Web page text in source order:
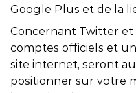
Google Plus et de la
Concernant Twitter et
comptes officiels et
site internet, seront
positionner sur votre